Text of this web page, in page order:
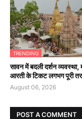
TRENDING
सावन में बदली दर्शन व्यवस्था,
आरती के टिकट लगभग पूरी
August 06, 2026
POST A COMMENT